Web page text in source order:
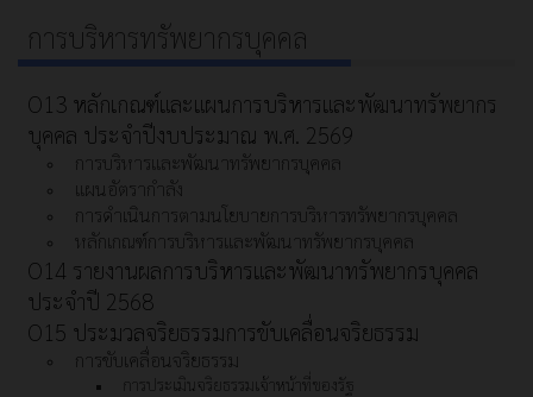
การบริหารทรัพยากรบุคคล
O13 หลักเกณฑ์และแผนการบริหารและพัฒนาทรัพยากร
บุคคล ประจำปีงบประมาณ พ.ศ. 2569
การบริหารและพัฒนาทรัพยากรบุคคล
แผนอัตรากำลัง
การดำเนินการตามนโยบายการบริหารทรัพยากรบุคคล
หลักเกณฑ์การบริหารและพัฒนาทรัพยากรบุคคล
O14 รายงานผลการบริหารและพัฒนาทรัพยากรบุคคล
ประจำปี 2568
O15 ประมวลจริยธรรมการขับเคลื่อนจริยธรรม
การขับเคลื่อนจริยธรรม
การประเมินจริยธรรมเจ้าหน้าที่ของรัฐ